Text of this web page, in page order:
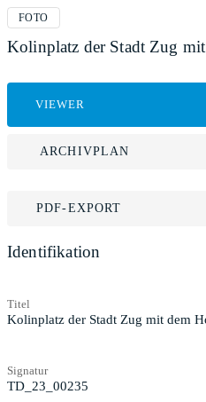
FOTO
Kolinplatz der Stadt Zug
VIEWER
ARCHIVPLAN
PDF-EXPORT
Identifikation
Titel
Kolinplatz der Stadt Zug mit dem
Signatur
TD_23_00235